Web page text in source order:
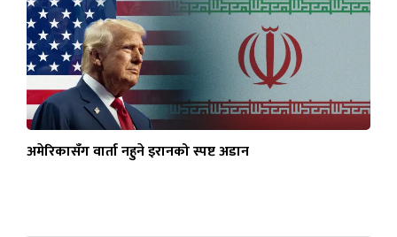
अमेरिकासँग वार्ता नहुने इरानको स्पष्ट अडान